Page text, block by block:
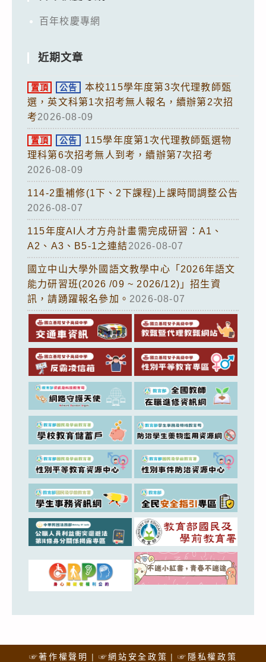
百年校慶專網
近期文章
置頂 公告
本校115學年度第3次代理教師甄
選，英文科第1次招考無人報名，續辦第2次招
考2026-08-09
置頂 公告
115學年度第1次代理教師甄選物
理科第6次招考無人到考，續辦第7次招考
2026-08-09
114-2重補修(1下、2下課程)上課時間調整公告
2026-08-07
115年度AI人才方舟計畫需完成研習：A1、
A2、A3、B5-1之連結2026-08-07
國立中山大學外國語文教學中心「2026年語文
能力研習班(2026 /09 ~ 2026/12)」招生資
訊，請踴躍報名參加。 2026-08-07
☞著作權聲明 ☞網站安全政策 ☞隱私權政策